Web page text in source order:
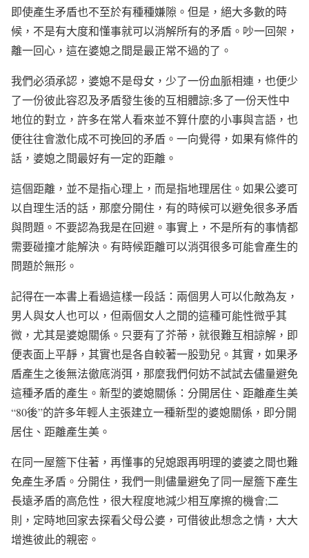
即使產生矛盾也不至於有種種嫌隙。但是，絕大多數的時
候，不是有大度和懂事就可以消解所有的矛盾。吵一回架，
離一回心，這在婆媳之間是最正常不過的了。
我們必須承認，婆媳不是母女，少了一份血脈相連，也便少
了一份彼此容忍及矛盾發生後的互相體諒;多了一份天性中
地位的對立，許多在常人看來並不算什麼的小事與言語，也
便往往會激化成不可挽回的矛盾。一向覺得，如果有條件的
話，婆媳之間最好有一定的距離。
這個距離，並不是指心理上，而是指地理居住。如果公婆可
以自理生活的話，那麼分開住，有的時候可以避免很多矛盾
與問題。不要認為我是在回避。事實上，不是所有的事情都
需要碰撞才能解決。有時候距離可以消弭很多可能會產生的
問題於無形。
記得在一本書上看過這樣一段話：兩個男人可以化敵為友，
男人與女人也可以，但兩個女人之間的這種可能性微乎其
微，尤其是婆媳關係。只要有了芥蒂，就很難互相諒解，即
便表面上平靜，其實也是各自較著一股勁兒。其實，如果矛
盾產生之後無法徹底消弭，那麼我們何妨不試試去儘量避免
這種矛盾的產生。新型的婆媳關係：分開居住、距離產生美
“80後”的許多年輕人主張建立一種新型的婆媳關係，即分開
居住、距離產生美。
在同一屋簷下住著，再懂事的兒媳跟再明理的婆婆之間也難
免產生矛盾。分開住，我們一則儘量避免了同一屋簷下產生
長遠矛盾的高危性，很大程度地減少相互摩擦的機會;二
則，定時地回家去探看父母公婆，可借彼此想念之情，大大
增進彼此的親密。